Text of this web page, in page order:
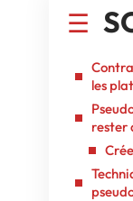
les
rester